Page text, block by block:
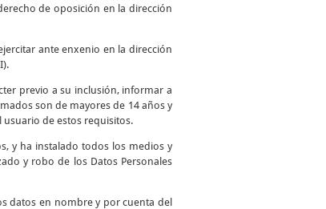
de oposición en la dirección
ante enxenio en la dirección
previo a su inclusión, informar a
son de mayores de 14 años y
de estos requisitos.
y ha instalado todos los medios y
y robo de los Datos Personales
datos en nombre y por cuenta del